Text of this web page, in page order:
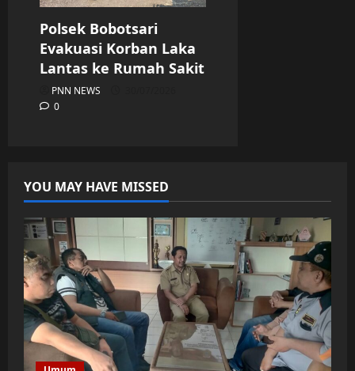
Polsek Bobotsari
Evakuasi Korban Laka
Lantas ke Rumah Sakit
PNN NEWS
0
YOU MAY HAVE MISSED